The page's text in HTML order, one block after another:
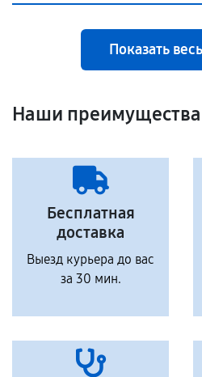
Показать
Наши преимущества
Бесплатная
доставка
Выезд курьера до вас
за 30 мин.